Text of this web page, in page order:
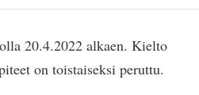
20.4.2022 alkaen. Kielto
on toistaiseksi peruttu.